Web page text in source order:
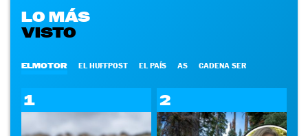
LO MÁS
VISTO
ELMOTOR EL HUFFPOST EL PAÍS AS CADENA SER
1 2